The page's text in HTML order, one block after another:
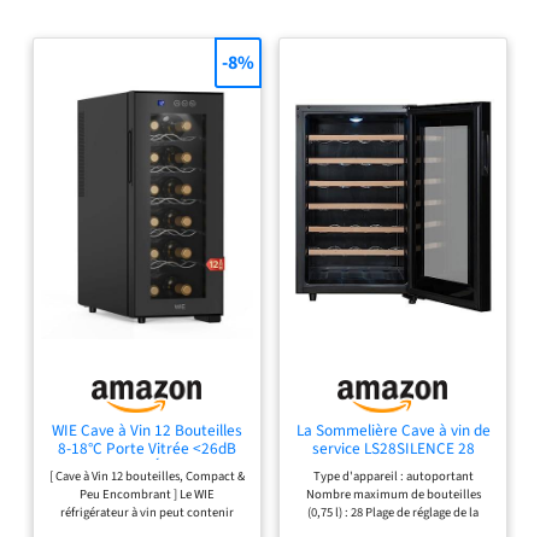
WIE Cave à Vin 12 Bouteilles
8-18°C Porte Vitrée <26dB
Tactile Écran
[ Cave à Vin 12 bouteilles, Compact &
Peu Encombrant ] Le WIE
réfrigérateur à vin peut contenir
-8%
La Sommelière Cave à vin de
service LS28SILENCE 28
bouteilles
Type d'appareil : autoportant
Nombre maximum de bouteilles
(0,75 l) : 28 Plage de réglage de la